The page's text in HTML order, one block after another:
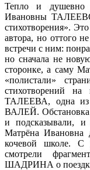
Тепло и душевно
Ивановны
стихотворения».
автора, но оттого
встречи с ним:
но сначала не
сторонке, а саму
«полистали»
стихотворений
ТАЛЕЕВА, одна из
ВАЛЕЙ. Обстановка
и подсказывали,
Матрёна Ивановна
кочевой школе. С
смотрели
ШАДРИНА о